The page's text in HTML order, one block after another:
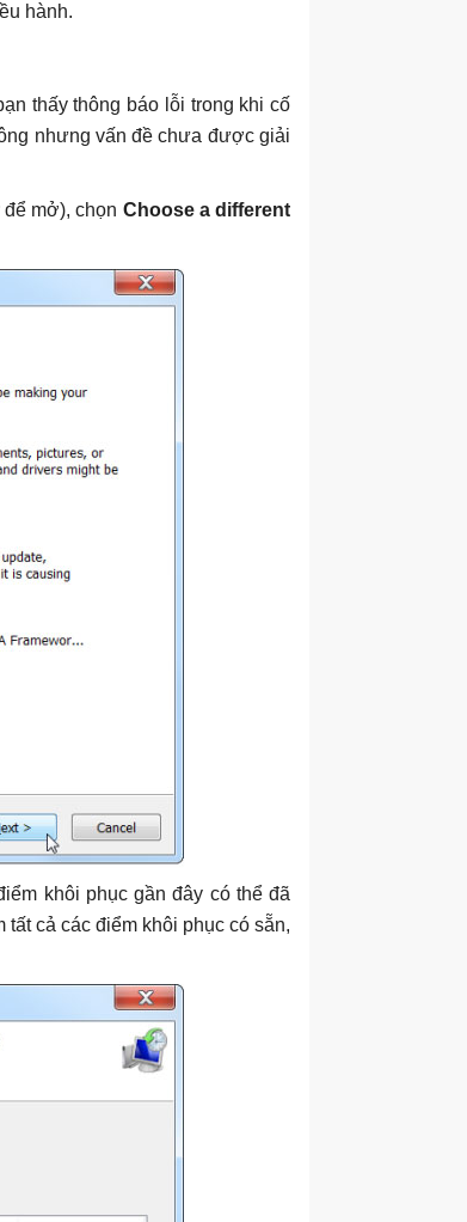
hành.
thấy thông báo lỗi trong khi cố
nhưng vấn đề chưa được giải
để mở), chọn Choose a different
khôi phục gần đây có thể đã
cả các điểm khôi phục có sẵn,